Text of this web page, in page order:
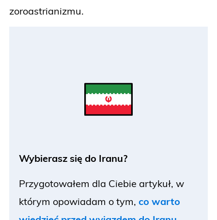
zoroastrianizmu.
Wybierasz się do Iranu?
Przygotowałem dla Ciebie artykuł, w
którym opowiadam o tym, co warto